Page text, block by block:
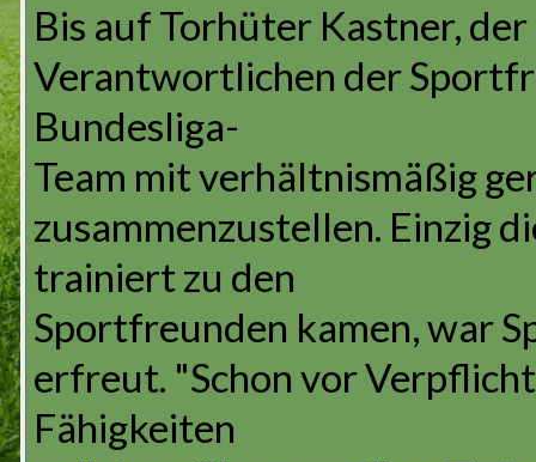
Bis auf Torhüter Kastner,
Verantwortlichen der
Bundesliga-
Team mit verhältnismäßig
zusammenzustellen. Einzig
trainiert zu den
Sportfreunden kamen, war
erfreut. "Schon vor
Fähigkeiten